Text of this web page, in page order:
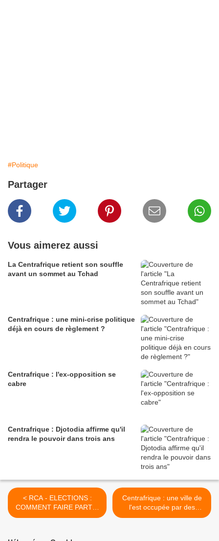
#Politique
Partager
Vous aimerez aussi
La Centrafrique retient son souffle
avant un sommet au Tchad
Centrafrique : une mini-crise politique
déjà en cours de règlement ?
Centrafrique : l'ex-opposition se
cabre
Centrafrique : Djotodia affirme qu'il
rendra le pouvoir dans trois ans
< RCA - ELECTIONS :
COMMENT FAIRE PARTIR
BOZIZE !
Centrafrique : une ville de
l'est occupée par des
rebelles de la CPJP >